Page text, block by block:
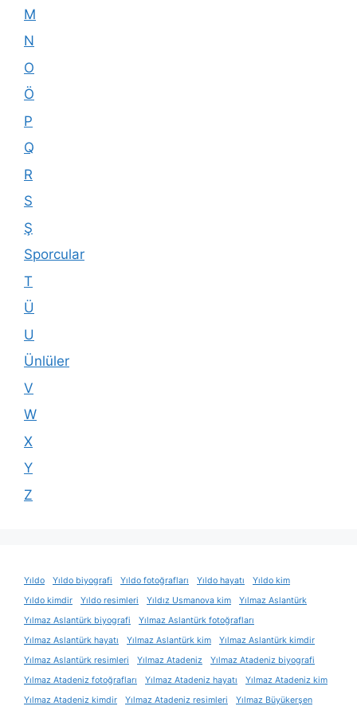
M
N
O
Ö
P
Q
R
S
Ş
Sporcular
T
Ü
U
Ünlüler
V
W
X
Y
Z
Yıldo Yıldo biyografi Yıldo fotoğrafları Yıldo hayatı
Yıldo kim
Yıldo kimdir
Yıldo resimleri Yıldız Usmanova kim
Yılmaz Aslantürk
Yılmaz Aslantürk biyografi
Yılmaz Aslantürk fotoğrafları
Yılmaz Aslantürk hayatı
Yılmaz Aslantürk kim
Yılmaz Aslantürk kimdir
Yılmaz Aslantürk resimleri
Yılmaz Atadeniz
Yılmaz Atadeniz biyografi
Yılmaz Atadeniz fotoğrafları
Yılmaz Atadeniz hayatı
Yılmaz Atadeniz kim
Yılmaz Atadeniz kimdir
Yılmaz Atadeniz resimleri Yılmaz Büyükerşen